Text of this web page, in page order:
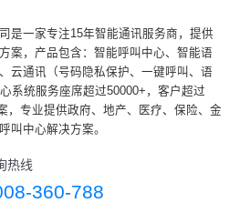
是一家专注15年智能通讯服务商，提供
案，产品包含：智能呼叫中心、智能语
云通讯（号码隐私保护、一键呼叫、语
系统服务座席超过50000+，客户超过
，专业提供政府、地产、医疗、保险、金
叫中心解决方案。
热线
360-788